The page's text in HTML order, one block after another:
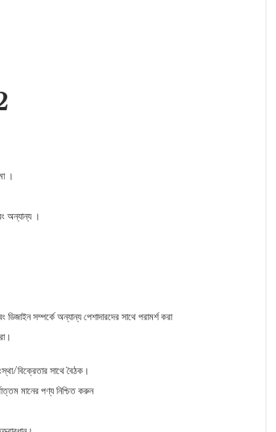
।
অন্যান্য ।
সম্পর্কে অন্যান্য পেশাদারদের সাথে পরামর্শ করা
বিক্রেতার সাথে বৈঠক।
মানের পণ্য নিশ্চিত করুন